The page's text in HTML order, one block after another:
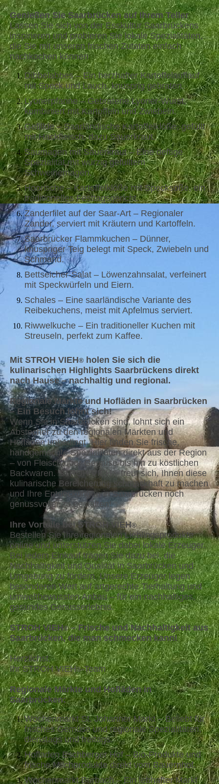
Genießen Sie Saarbrücken auf Ihrem Teller
Lassen Sie sich von der Esskultur Saarbrückens
inspirieren und probieren Sie lokale Spezialitäten,
die Sie mit unseren frischen Zutaten einfach
nachkochen können
Dibbelabbes – Ein herzhafter Kartoffelauflauf
mit Speck und Lauch, knusprig gebraten.
Lyonerpfanne – Gebratene Lyoner-Wurst,
kombiniert mit Kartoffeln und Zwiebeln.
Gefillde – Saarländische Kartoffelklöße, gefüllt
mit Hackfleisch, dazu Sauerkraut.
Saumagen mit Sauerkraut – Eine deftige
Spezialität mit würzig gefülltem
Schweinemagen.
Hoorische – Kartoffelklöße mit Specksoße, ein
traditionelles Festtagsgericht.
Zanderfilet auf der Saar-Art – Regionaler
Zander, serviert mit Kräutern und Kartoffeln.
Saarbrücker Flammkuchen – Dünner,
knuspriger Teig belegt mit Speck, Zwiebeln und
Schmand.
Bettseicher-Salat – Löwenzahnsalat, verfeinert
mit Speckwürfeln und Eiern.
Schales – Eine saarländische Variante des
Reibekuchens, meist mit Apfelmus serviert.
Riwwelkuche – Ein traditioneller Kuchen mit
Streuseln, perfekt zum Kaffee.
Mit STROH VIEH® holen Sie sich die
kulinarischen Highlights Saarbrückens direkt
nach Hause – nachhaltig und regional.
Regionale Märkte und Hofläden in Saarbrücken
– Ein Besuch lohnt sich!
Wenn Sie in Saarbrücken sind, lohnt sich ein
Abstecher zu den regionalen Märkten und
Hofläden unbedingt. Hier finden Sie frische,
handgemachte Spezialitäten direkt aus der Region
– von Fleisch über Gemüse bis hin zu köstlichen
Backwaren. STROH VIEH® freut sich, Ihnen diese
kulinarische Bereicherung schmackhaft zu machen
und Ihre Entdeckungen in Saarbrücken noch
genussvoller zu gestalten!
Ihre Vorteile bei STROH VIEH®
Bestellen Sie Ihre regionalen Lieblingsprodukte
online und unterstützen Sie dabei lokale Erzeuger.
Bei jedem Einkauf tragen Sie dazu bei, die
Nachhaltigkeit und Qualität in Saarbrücken und
Umgebung zu fördern. Unsere Erzeuger legen
besonderen Wert auf artgerechte Tierhaltung und
umweltbewussten Anbau – für ein nachhaltiges,
gesundes Genusserlebnis.
STROH VIEH®– Frische und Nachhaltigkeit aus
Saarbrücken, die man schmecken kann!
Herzlichst,
Ihr STROH VIEH®-Team
Regionale Märkte und Hofläden in
Saarbrücken:
Wochenmarkt St. Johanner Markt – Beliebt für
frisches Gemüse und regionale Spezialitäten,
dienstags und freitags.
Hofladen Eschberger Hof – Bio-Produkte und
frische Milchprodukte direkt vom Bauernhof.
Wochenmarkt Burbach – Ein lebhafter Markt